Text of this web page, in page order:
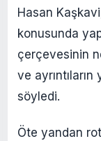
Hasan
konusunda
çerçevesinin
ve ayrıntıların
söyledi.
Öte yandan